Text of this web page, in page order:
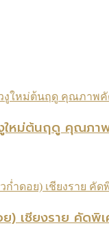
งูใหม่ต้นฤดู คุณ
ย) เชียงราย คัด